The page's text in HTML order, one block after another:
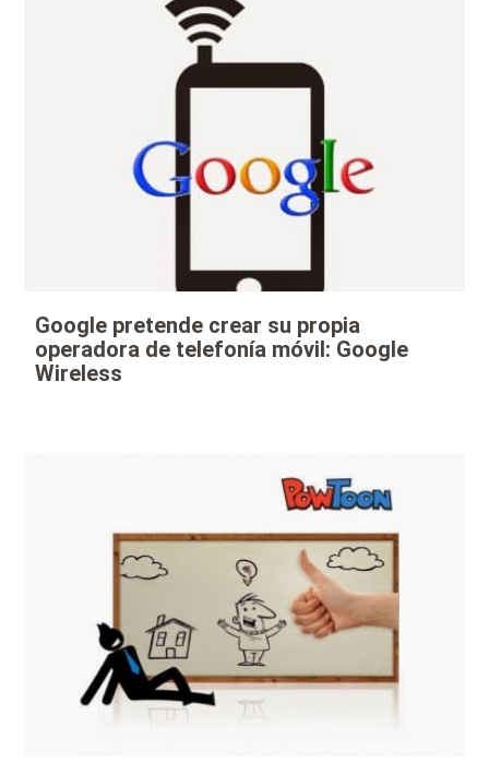
Google pretende crear su propia
operadora de telefonía móvil: Google
Wireless